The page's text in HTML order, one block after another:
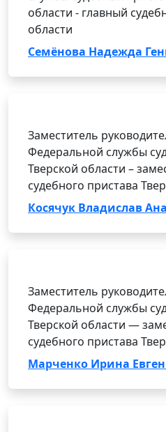
области - главный
области
Семёнова Надежда
Заместитель
Федеральной службы
Тверской области –
судебного пристава
Косячук Владислав
Заместитель
Федеральной службы
Тверской области —
судебного пристава
Марченко Ирина